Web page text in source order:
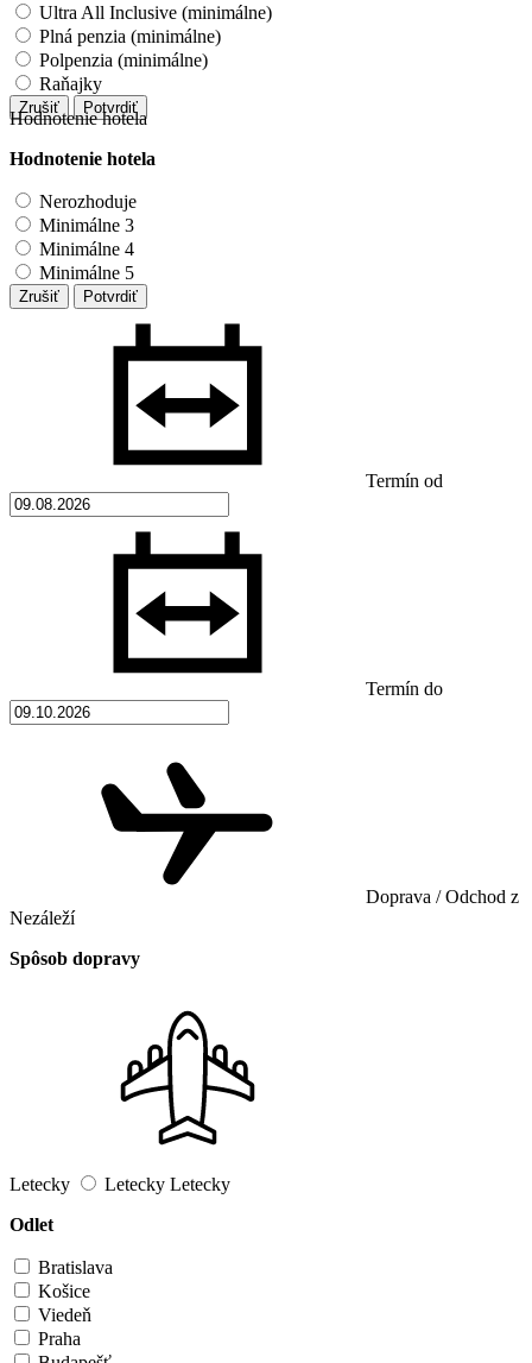
Ultra All Inclusive (minimálne)
Plná penzia (minimálne)
Polpenzia (minimálne)
Raňajky
Zrušiť Potvrdiť
Hodnotenie hotela
Hodnotenie hotela
Nerozhoduje
Minimálne 3
Minimálne 4
Minimálne 5
Zrušiť Potvrdiť
Termín od
Termín do
Doprava / Odchod z
Nezáleží
Spôsob dopravy
Letecky Letecky Letecky
Odlet
Bratislava
Košice
Viedeň
Praha